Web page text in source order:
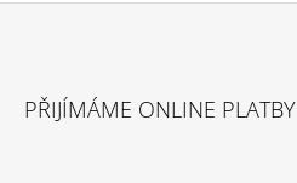
PŘIJÍMÁME ONLINE PLATBY